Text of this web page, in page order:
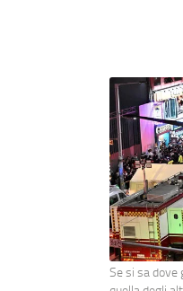
Se si sa dove